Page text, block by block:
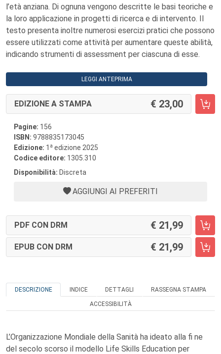
l’età anziana. Di ognuna vengono descritte le basi teoriche e
la loro applicazione in progetti di ricerca e di intervento. Il
testo presenta inoltre numerosi esercizi pratici che possono
essere utilizzati come attività per aumentare queste abilità,
indicando strumenti di assessment per ciascuna di esse.
LEGGI ANTEPRIMA
EDIZIONE A STAMPA 23,00
Pagine: 156
ISBN: 9788835173045
Edizione: 1 a edizione 2025
Codice editore: 1305.310
Disponibilità: Discreta
AGGIUNGI AI PREFERITI
PDF CON DRM 21,99
EPUB CON DRM 21,99
DESCRIZIONE INDICE DETTAGLI RASSEGNA STAMPA
ACCESSIBILITÀ
L’Organizzazione Mondiale della Sanità ha ideato alla fi ne
del secolo scorso il modello Life Skills Education per